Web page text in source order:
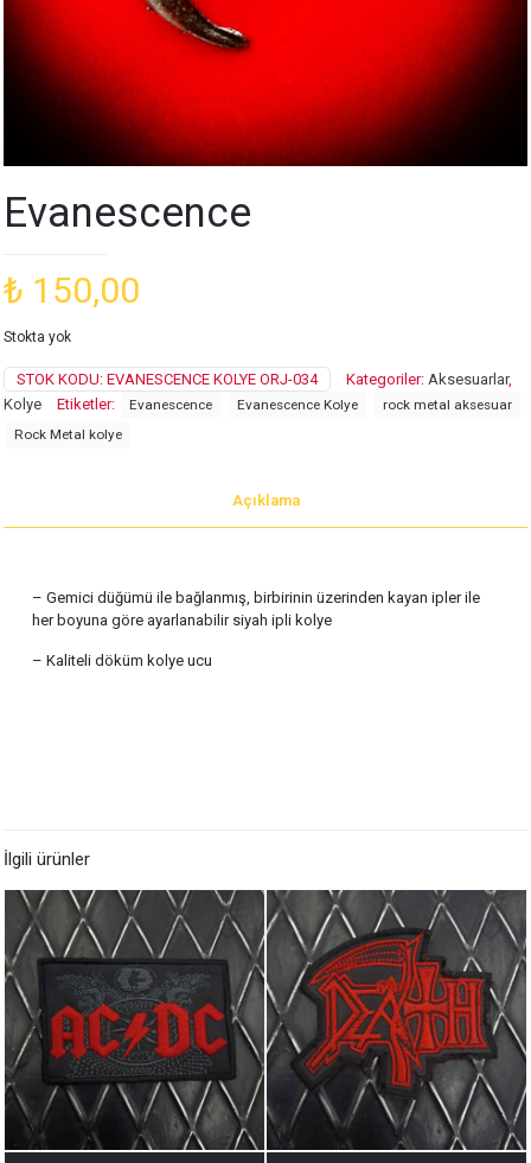
Evanescence
₺ 150,00
Stokta yok
STOK KODU: EVANESCENCE KOLYE ORJ-034 Kategoriler: Aksesuarlar,
Kolye
Etiketler: Evanescence Evanescence Kolye
rock metal aksesuar
Rock Metal kolye
Açıklama
– Gemici düğümü ile bağlanmış, birbirinin üzerinden kayan ipler ile
her boyuna göre ayarlanabilir siyah ipli kolye
– Kaliteli döküm kolye ucu
İlgili ürünler